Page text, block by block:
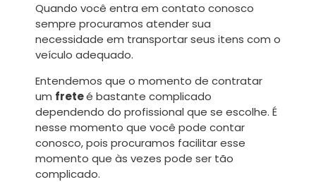
Quando você entra em contato conosco
sempre procuramos atender sua
necessidade em transportar seus itens com o
veículo adequado.
Entendemos que o momento de contratar
um freteé bastante complicado
dependendo do profissional que se escolhe. É
nesse momento que você pode contar
conosco, pois procuramos facilitar esse
momento que às vezes pode ser tão
complicado.